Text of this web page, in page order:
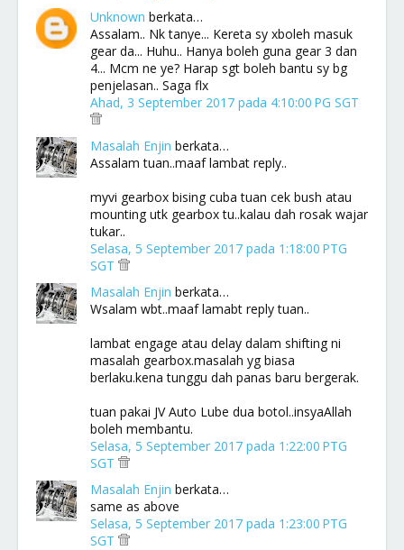
Unknown berkata…
Assalam.. Nk tanye... Kereta sy xboleh masuk
gear da... Huhu.. Hanya boleh guna gear 3 dan
4... Mcm ne ye? Harap sgt boleh bantu sy bg
penjelasan.. Saga flx
Ahad, 3 September 2017 pada 4:10:00 PG SGT
Masalah Enjin berkata…
Assalam tuan..maaf lambat reply..
myvi gearbox bising cuba tuan cek bush atau
mounting utk gearbox tu..kalau dah rosak wajar
tukar..
Selasa, 5 September 2017 pada 1:18:00 PTG
SGT
Masalah Enjin berkata…
Wsalam wbt..maaf lamabt reply tuan..
lambat engage atau delay dalam shifting ni
masalah gearbox.masalah yg biasa
berlaku.kena tunggu dah panas baru bergerak.
tuan pakai JV Auto Lube dua botol..insyaAllah
boleh membantu.
Selasa, 5 September 2017 pada 1:22:00 PTG
SGT
Masalah Enjin berkata…
same as above
Selasa, 5 September 2017 pada 1:23:00 PTG
SGT